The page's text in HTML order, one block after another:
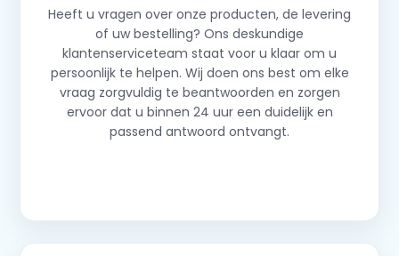
Heeft u vragen over onze producten, de levering
of uw bestelling? Ons deskundige
klantenserviceteam staat voor u klaar om u
persoonlijk te helpen. Wij doen ons best om elke
vraag zorgvuldig te beantwoorden en zorgen
ervoor dat u binnen 24 uur een duidelijk en
passend antwoord ontvangt.